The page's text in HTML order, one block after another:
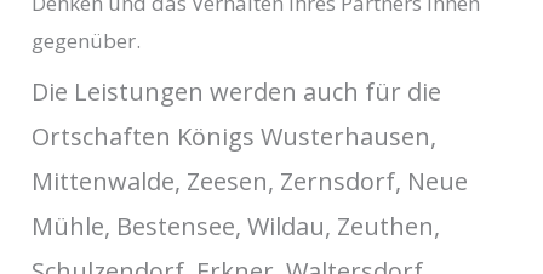
gegenüber.
Die Leistungen werden auch für die
Ortschaften Königs Wusterhausen,
Mittenwalde, Zeesen, Zernsdorf, Neue
Mühle, Bestensee, Wildau, Zeuthen,